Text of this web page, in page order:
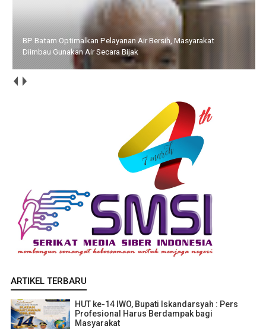
BP Batam Optimalkan Pelayanan Air Bersih, Masyarakat
Diimbau Gunakan Air Secara Bijak
ARTIKEL TERBARU
HUT ke-14 IWO, Bupati Iskandarsyah : Pers
Profesional Harus Berdampak bagi
Masyarakat